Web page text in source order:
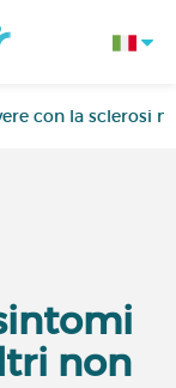
con la sclerosi
non